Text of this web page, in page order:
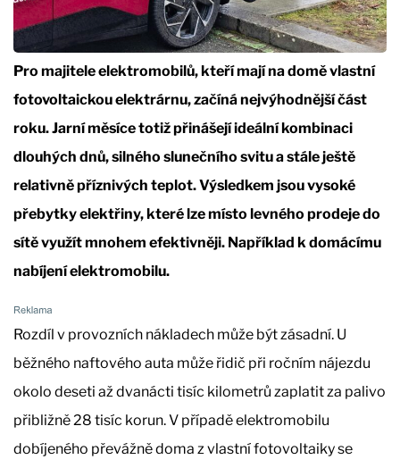
Pro majitele elektromobilů, kteří mají na domě vlastní
fotovoltaickou elektrárnu, začíná nejvýhodnější část
roku. Jarní měsíce totiž přinášejí ideální kombinaci
dlouhých dnů, silného slunečního svitu a stále ještě
relativně příznivých teplot. Výsledkem jsou vysoké
přebytky elektřiny, které lze místo levného prodeje do
sítě využít mnohem efektivněji. Například k domácímu
nabíjení elektromobilu.
Rozdíl v provozních nákladech může být zásadní. U
běžného naftového auta může řidič při ročním nájezdu
okolo deseti až dvanácti tisíc kilometrů zaplatit za palivo
přibližně 28 tisíc korun. V případě elektromobilu
dobíjeného převážně doma z vlastní fotovoltaiky se